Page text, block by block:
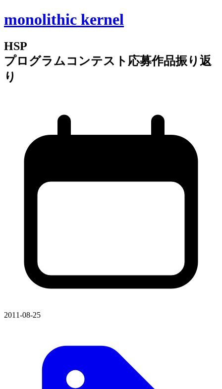
monolithic kernel
HSP
プログラムコンテスト応募作品振り返
り
2011-08-25